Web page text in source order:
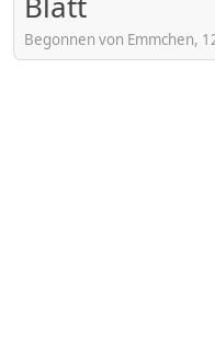
Begonnen von Emmchen,